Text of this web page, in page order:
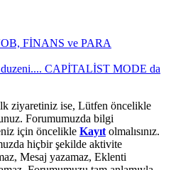
FİNANS ve PARA
CAPİTALİST MODE da
ziyaretiniz ise, Lütfen öncelikle
Forumumuzda bilgi
için öncelikle Kayıt olmalısınız.
hiçbir şekilde aktivite
Mesaj yazamaz, Eklenti